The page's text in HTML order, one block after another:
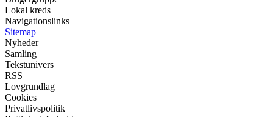
Lokal kreds
Navigationslinks
Sitemap
Nyheder
Samling
Tekstunivers
RSS
Lovgrundlag
Cookies
Privatlivspolitik